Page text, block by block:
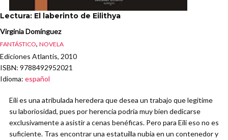
Lectura: El laberinto de Eilithya
Virginia Domínguez
FANTÁSTICO, NOVELA
Ediciones Atlantis, 2010
ISBN: 9788492952021
Idioma: español
Eili es una atribulada heredera que desea un trabajo que legitime
su laboriosidad, pues por herencia podría muy bien dedicarse
exclusivamente a asistir a cenas benéficas. Pero para Eili eso no es
suficiente. Tras encontrar una estatuilla nubia en un contenedor y